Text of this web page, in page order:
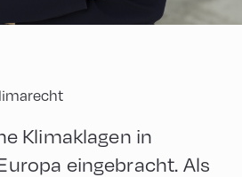
Klimaklagen in
eingebracht. Als